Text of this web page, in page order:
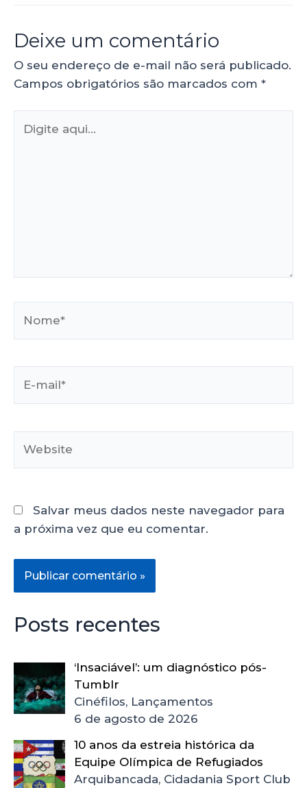
Deixe um comentário
O seu endereço de e-mail não será publicado.
Campos obrigatórios são marcados com *
Salvar meus dados neste navegador para
a próxima vez que eu comentar.
Posts recentes
‘Insaciável’: um diagnóstico pós-
Tumblr
Cinéfilos, Lançamentos
6 de agosto de 2026
10 anos da estreia histórica da
Equipe Olímpica de Refugiados
Arquibancada, Cidadania Sport Club